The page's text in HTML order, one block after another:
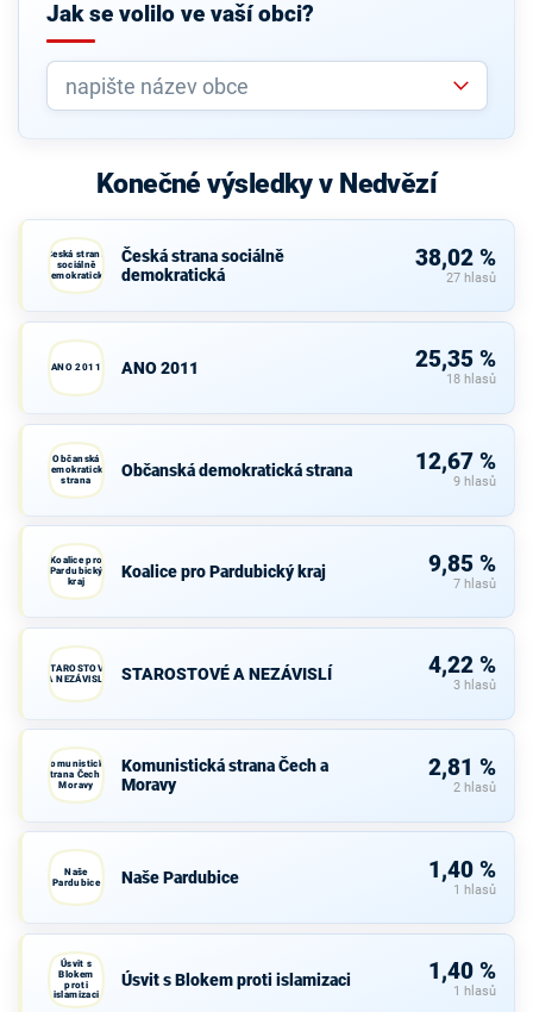
Jak se volilo ve vaší obci?
Konečné výsledky v Nedvězí
Česká strana
sociálně
demokratická
Česká strana sociálně
demokratická
38,02 %
27 hlasů
ANO 2011 ANO 2011 25,35 %
18 hlasů
Občanská
demokratická
strana
Občanská demokratická strana 12,67 %
9 hlasů
Koalice pro
Pardubický
kraj
Koalice pro Pardubický kraj 9,85 %
7 hlasů
STAROSTOVÉ
A NEZÁVISLÍ
STAROSTOVÉ A NEZÁVISLÍ 4,22 %
3 hlasů
Komunistická
strana Čech a
Moravy
Komunistická strana Čech a
Moravy
2,81 %
2 hlasů
Naše
Pardubice
Naše Pardubice 1,40 %
1 hlasů
Úsvit s
Blokem
proti
islamizaci
Úsvit s Blokem proti islamizaci 1,40 %
1 hlasů